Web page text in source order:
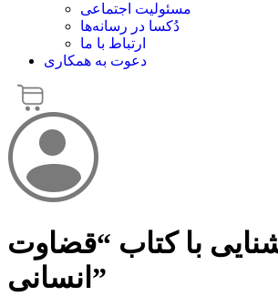
مسئولیت اجتماعی
دُکسا در رسانه‌ها
ارتباط با ما
دعوت به همکاری
با کتاب “قضاوت
انسانی”